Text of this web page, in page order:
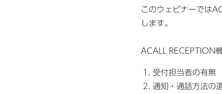
このウェビナーでは
します。
ACALL RECEPTION
受付担当者の有無
通知・通話方法の